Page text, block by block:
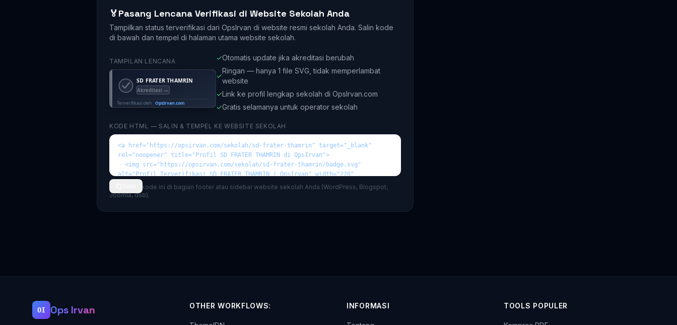
🏅Pasang Lencana Verifikasi di Website Sekolah Anda
Tampilkan status terverifikasi dari OpsIrvan di website resmi sekolah Anda. Salin kode
di bawah dan tempel di halaman utama website sekolah.
TAMPILAN LENCANA ✓Otomatis update jika akreditasi berubah
✓
Ringan — hanya 1 file SVG, tidak memperlambat
website
✓Link ke profil lengkap sekolah di OpsIrvan.com
✓Gratis selamanya untuk operator sekolah
KODE HTML — SALIN & TEMPEL KE WEBSITE SEKOLAH
💡 Tempel kode ini di bagian footer atau sidebar website sekolah Anda (WordPress, Blogspot,
Joomla, dsb).
OI Ops Irvan OTHER WORKFLOWS: INFORMASI TOOLS POPULER